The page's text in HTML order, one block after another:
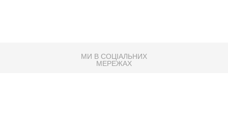
МИ В СОЦІАЛЬНИХ
МЕРЕЖАХ